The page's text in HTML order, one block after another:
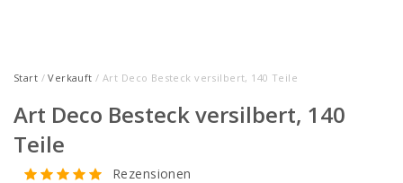
Start /Verkauft / Art Deco Besteck versilbert, 140 Teile
Art Deco Besteck versilbert, 140
Teile
Rezensionen